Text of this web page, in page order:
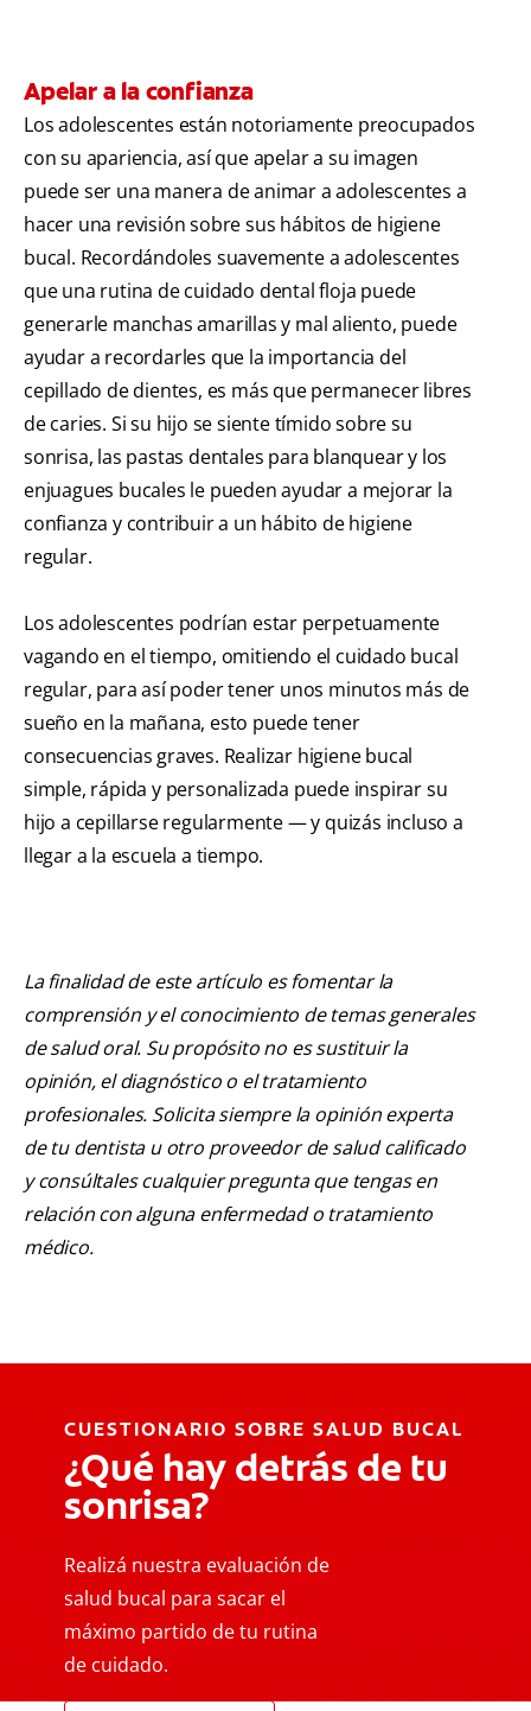
Apelar a la confianza
Los adolescentes están notoriamente preocupados
con su apariencia, así que apelar a su imagen
puede ser una manera de animar a adolescentes a
hacer una revisión sobre sus hábitos de higiene
bucal. Recordándoles suavemente a adolescentes
que una rutina de cuidado dental floja puede
generarle manchas amarillas y mal aliento, puede
ayudar a recordarles que la importancia del
cepillado de dientes, es más que permanecer libres
de caries. Si su hijo se siente tímido sobre su
sonrisa, las pastas dentales para blanquear y los
enjuagues bucales le pueden ayudar a mejorar la
confianza y contribuir a un hábito de higiene
regular.
Los adolescentes podrían estar perpetuamente
vagando en el tiempo, omitiendo el cuidado bucal
regular, para así poder tener unos minutos más de
sueño en la mañana, esto puede tener
consecuencias graves. Realizar higiene bucal
simple, rápida y personalizada puede inspirar su
hijo a cepillarse regularmente — y quizás incluso a
llegar a la escuela a tiempo.
La finalidad de este artículo es fomentar la
comprensión y el conocimiento de temas generales
de salud oral. Su propósito no es sustituir la
opinión, el diagnóstico o el tratamiento
profesionales. Solicita siempre la opinión experta
de tu dentista u otro proveedor de salud calificado
y consúltales cualquier pregunta que tengas en
relación con alguna enfermedad o tratamiento
médico.
CUESTIONARIO SOBRE SALUD BUCAL
¿Qué hay detrás de tu
sonrisa?
Realizá nuestra evaluación de
salud bucal para sacar el
máximo partido de tu rutina
de cuidado.